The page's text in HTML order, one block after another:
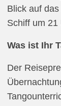
Blick auf
Schiff um 21
Was ist Ihr
Der